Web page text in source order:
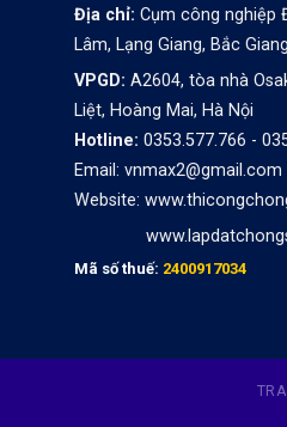
Địa chỉ: Cụm công nghiệp
Lâm, Lạng Giang, Bắc Giang
VPGD: A2604, tòa nhà
Liệt, Hoàng Mai, Hà Nội
Hotline: 0353.577.766 -
Email: vnmax2@gmail.com
Website:
Mã số thuế: 2400917034